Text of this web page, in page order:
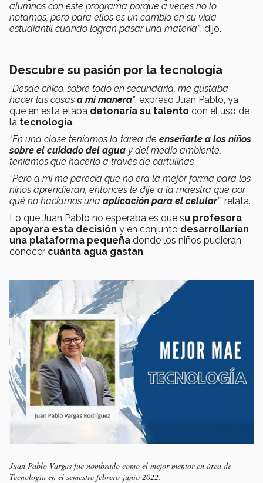
alumnos con este programa porque a veces no lo
notamos, pero para ellos es un cambio en su vida
estudiantil cuando logran pasar una materia”, dijo.
Descubre su pasión por la tecnología
“Desde chico, sobre todo en secundaria, me gustaba
hacer las cosas a mi manera”, expresó Juan Pablo, ya
que en esta etapa detonaría su talento con el uso de
la tecnología.
“En una clase teníamos la tarea de enseñarle a los niños
sobre el cuidado del agua y del medio ambiente,
teníamos que hacerlo a través de cartulinas.
“Pero a mí me parecía que no era la mejor forma para los
niños aprendieran, entonces le dije a la maestra que por
qué no hacíamos una aplicación para el celular”, relata.
Lo que Juan Pablo no esperaba es que su profesora
apoyara esta decisión y en conjunto desarrollarían
una plataforma pequeña donde los niños pudieran
conocer cuánta agua gastan.
Juan Pablo Vargas fue nombrado como el mejor mentor en área de
Tecnología en el semestre febrero-junio 2022.